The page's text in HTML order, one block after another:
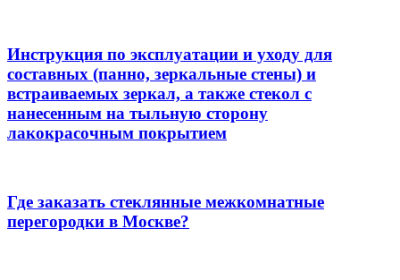
Инструкция по эксплуатации и уходу для
составных (панно, зеркальные стены) и
встраиваемых зеркал, а также стекол с
нанесенным на тыльную сторону
лакокрасочным покрытием
Где заказать стеклянные межкомнатные
перегородки в Москве?